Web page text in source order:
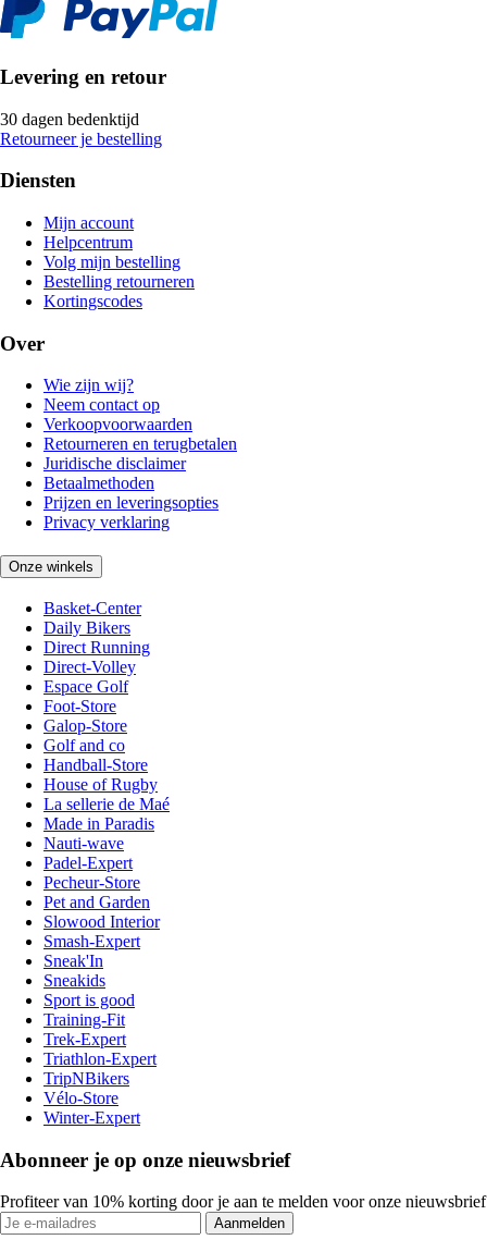
Levering en retour
30 dagen bedenktijd
Retourneer je bestelling
Diensten
Mijn account
Helpcentrum
Volg mijn bestelling
Bestelling retourneren
Kortingscodes
Over
Wie zijn wij?
Neem contact op
Verkoopvoorwaarden
Retourneren en terugbetalen
Juridische disclaimer
Betaalmethoden
Prijzen en leveringsopties
Privacy verklaring
Onze winkels
Basket-Center
Daily Bikers
Direct Running
Direct-Volley
Espace Golf
Foot-Store
Galop-Store
Golf and co
Handball-Store
House of Rugby
La sellerie de Maé
Made in Paradis
Nauti-wave
Padel-Expert
Pecheur-Store
Pet and Garden
Slowood Interior
Smash-Expert
Sneak'In
Sneakids
Sport is good
Training-Fit
Trek-Expert
Triathlon-Expert
TripNBikers
Vélo-Store
Winter-Expert
Abonneer je op onze nieuwsbrief
Profiteer van 10% korting door je aan te melden voor onze nieuwsbrief
Aanmelden